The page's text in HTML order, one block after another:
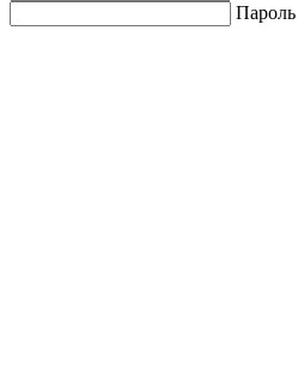
Пароль